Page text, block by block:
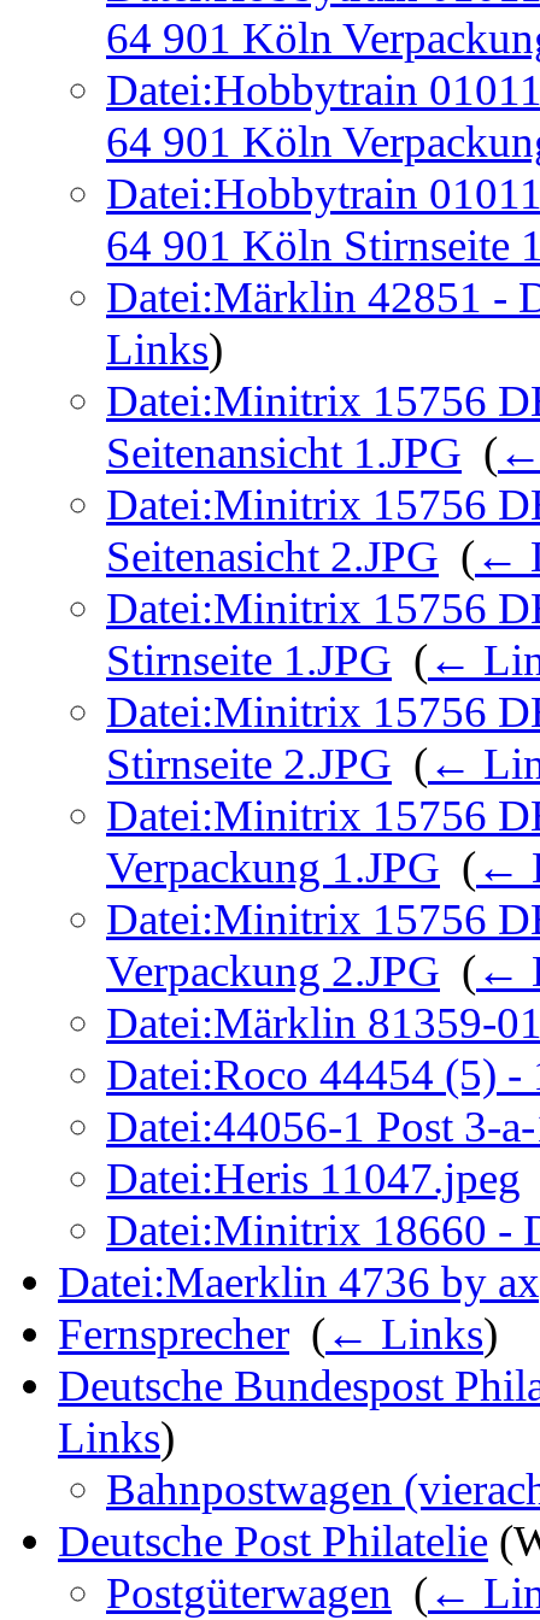
64 901 Köln
Datei:Hobbytrain
64 901 Köln
Datei:Hobbytrain
64 901 Köln Stirnseite
Datei:Märklin 42851 -
Links)
Datei:Minitrix 15756
Seitenansicht 1.JPG (
Datei:Minitrix 15756
Seitenasicht 2.JPG (←
Datei:Minitrix 15756
Stirnseite 1.JPG (←
Datei:Minitrix 15756
Stirnseite 2.JPG (←
Datei:Minitrix 15756
Verpackung 1.JPG (←
Datei:Minitrix 15756
Verpackung 2.JPG (←
Datei:Märklin 81359-
Datei:Roco 44454 (5)
Datei:44056-1 Post 3-
Datei:Heris 11047.jpeg
Datei:Minitrix 18660 -
Datei:Maerklin 4736 by
Fernsprecher (← Links)
Deutsche Bundespost
Links)
Bahnpostwagen
Deutsche Post Philatelie
Postgüterwagen (←